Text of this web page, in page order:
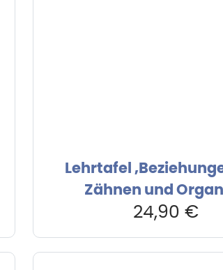
Lehrtafel
Zähnen und
24,90 €